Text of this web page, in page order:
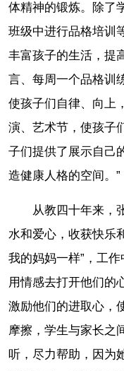
体精神的锻炼。除了
班级中进行品格培训
丰富孩子的生活，提
言、每周一个品格训
使孩子们自律、向上
演、艺术节，使孩子
子们提供了展示自己
造健康人格的空间。”
从教四十年来，
水和爱心，收获快乐
我的妈妈一样”，工
用情感去打开他们的
激励他们的进取心，
摩擦，学生与家长之
听，尽力帮助，因为